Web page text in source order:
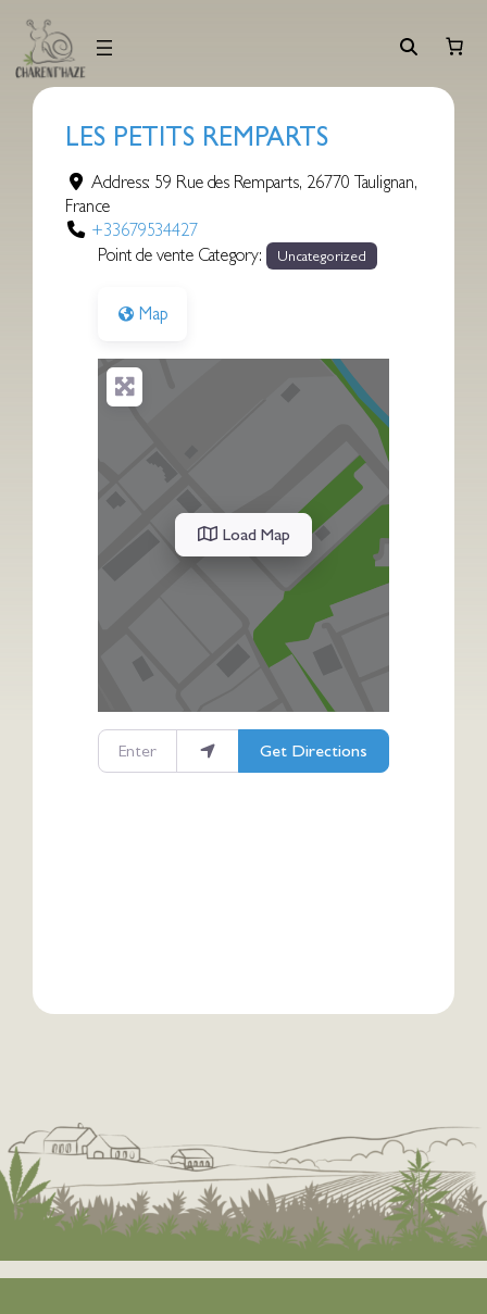
contenu
LES PETITS REMPARTS
Address: 59 Rue des Remparts, 26770 Taulignan,
France
+33679534427
Point de vente Category:
Uncategorized
Map
Load Map
Enter your location
Get Directions